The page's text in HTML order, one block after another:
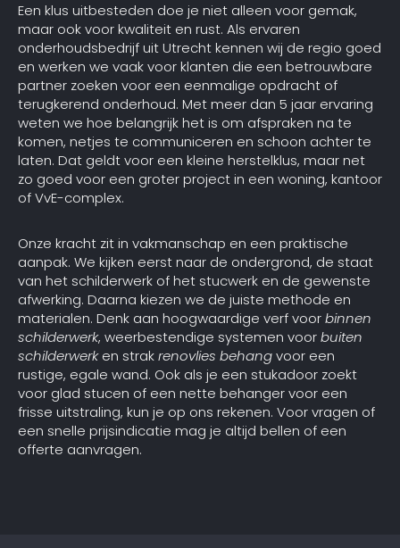
Een klus uitbesteden doe je niet alleen voor gemak,
maar ook voor kwaliteit en rust. Als ervaren
onderhoudsbedrijf uit Utrecht kennen wij de regio goed
en werken we vaak voor klanten die een betrouwbare
partner zoeken voor een eenmalige opdracht of
terugkerend onderhoud. Met meer dan 5 jaar ervaring
weten we hoe belangrijk het is om afspraken na te
komen, netjes te communiceren en schoon achter te
laten. Dat geldt voor een kleine herstelklus, maar net
zo goed voor een groter project in een woning, kantoor
of VvE-complex.
Onze kracht zit in vakmanschap en een praktische
aanpak. We kijken eerst naar de ondergrond, de staat
van het schilderwerk of het stucwerk en de gewenste
afwerking. Daarna kiezen we de juiste methode en
materialen. Denk aan hoogwaardige verf voorbinnen
schilderwerk, weerbestendige systemen voorbuiten
schilderwerken strakrenovlies behangvoor een
rustige, egale wand. Ook als je een stukadoor zoekt
voor glad stucen of een nette behanger voor een
frisse uitstraling, kun je op ons rekenen. Voor vragen of
een snelle prijsindicatie mag je altijd bellen of een
offerte aanvragen.